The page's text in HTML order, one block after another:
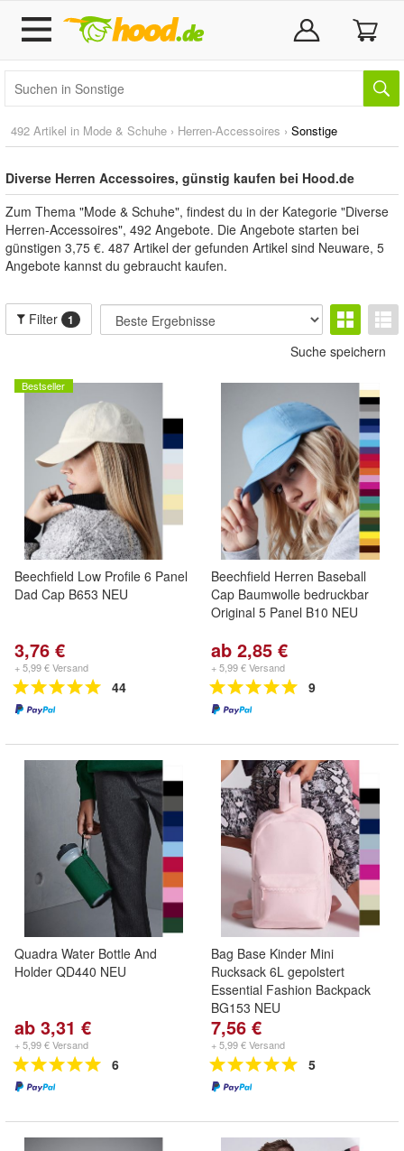
492 Artikel in Mode & Schuhe › Herren-Accessoires › Sonstige
Diverse Herren Accessoires, günstig kaufen bei Hood.de
Zum Thema "Mode & Schuhe", findest du in der Kategorie "Diverse
Herren-Accessoires", 492 Angebote. Die Angebote starten bei
günstigen 3,75 €. 487 Artikel der gefunden Artikel sind Neuware, 5
Angebote kannst du gebraucht kaufen.
Filter 1
Suche speichern
Bestseller
Beechfield Low Profile 6 Panel
Dad Cap B653 NEU
3,76 €
+ 5,99 € Versand
44
Beechfield Herren Baseball
Cap Baumwolle bedruckbar
Original 5 Panel B10 NEU
ab 2,85 €
+ 5,99 € Versand
9
Quadra Water Bottle And
Holder QD440 NEU
ab 3,31 €
+ 5,99 € Versand
6
Bag Base Kinder Mini
Rucksack 6L gepolstert
Essential Fashion Backpack
BG153 NEU
7,56 €
+ 5,99 € Versand
5